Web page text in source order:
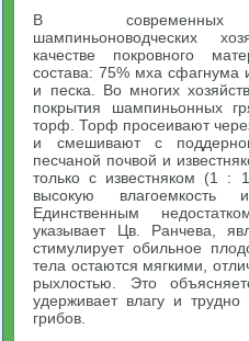
В современных
шампиньоноводческих
качестве покровного
состава: 75% мха сфагнума
и песка. Во многих
покрытия шампиньонных
торф. Торф просеивают
и смешивают с
песчаной почвой и
только с известняком (1 :
высокую влагоемкость
Единственным
указывает Цв. Ранчева,
стимулирует обильное
тела остаются мягкими,
рыхлостью. Это
удерживает влагу и
грибов.